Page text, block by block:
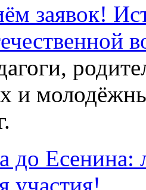
заявок!
и
Есенина:
участия!